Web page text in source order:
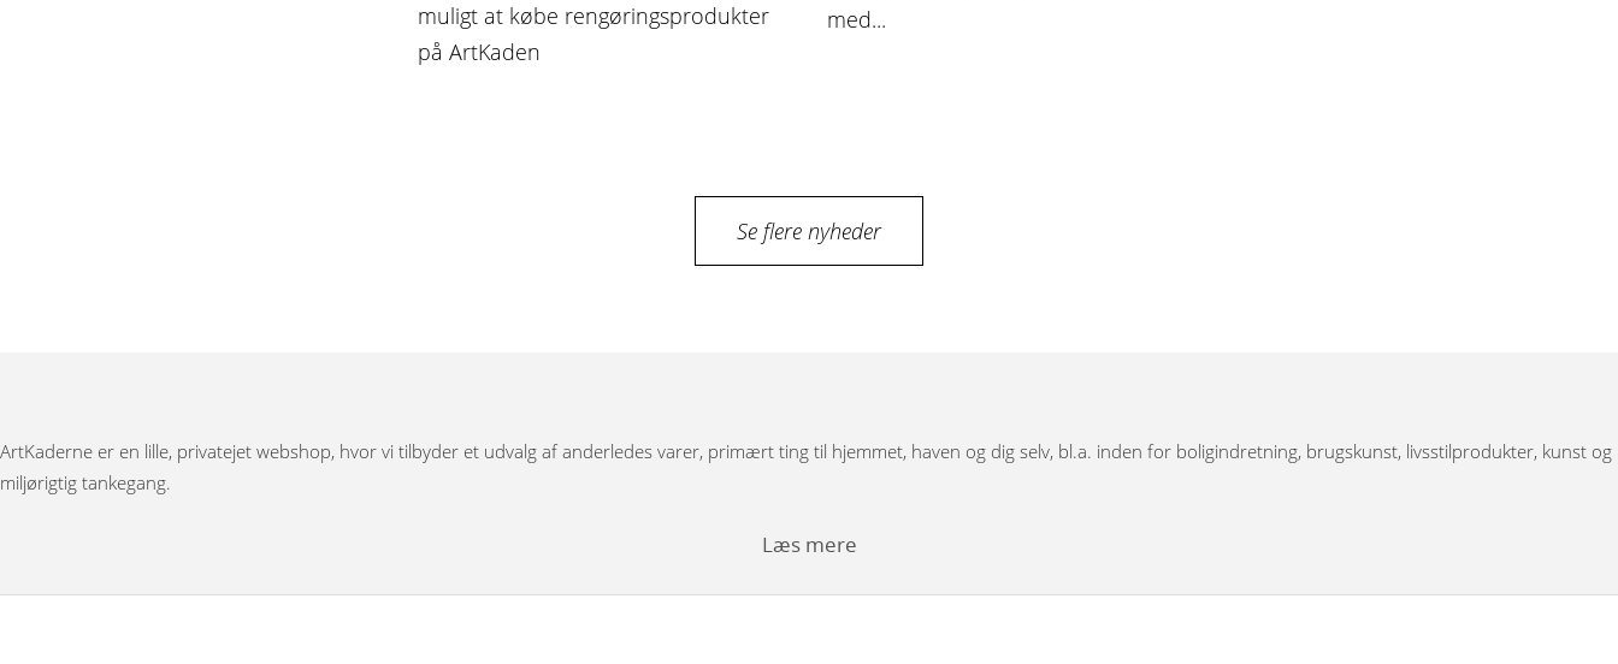
muligt at købe rengøringsprodukter
på ArtKaden
med...
Se flere nyheder
ArtKaderne er en lille, privatejet webshop, hvor vi tilbyder et udvalg af anderledes varer, primært ting til hjemmet, haven og dig selv, bl.a. inden for boligindretning, brugskunst, livsstilprodukter, kunst og
miljørigtig tankegang.
Læs mere